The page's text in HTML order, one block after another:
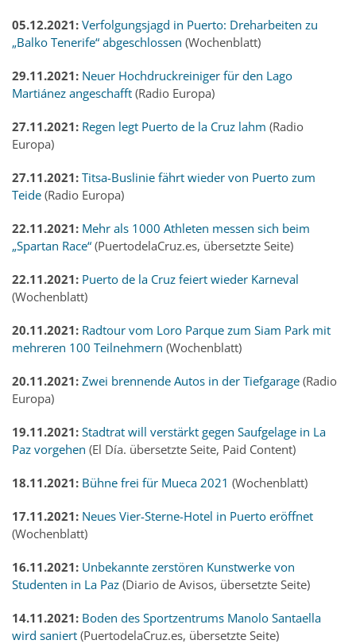
05.12.2021: Verfolgungsjagd in Puerto: Dreharbeiten zu
„Balko Tenerife“ abgeschlossen (Wochenblatt)
29.11.2021: Neuer Hochdruckreiniger für den Lago
Martiánez angeschafft(Radio Europa)
27.11.2021: Regen legt Puerto de la Cruz lahm (Radio
Europa)
27.11.2021: Titsa-Buslinie fährt wieder von Puerto zum
Teide(Radio Europa)
22.11.2021: Mehr als 1000 Athleten messen sich beim
„Spartan Race“(PuertodelaCruz.es, übersetzte Seite)
22.11.2021: Puerto de la Cruz feiert wieder Karneval
(Wochenblatt)
20.11.2021: Radtour vom Loro Parque zum Siam Park mit
mehreren 100 Teilnehmern (Wochenblatt)
20.11.2021: Zwei brennende Autos in der Tiefgarage(Radio
Europa)
19.11.2021: Stadtrat will verstärkt gegen Saufgelage in La
Paz vorgehen (El Día. übersetzte Seite, Paid Content)
18.11.2021: Bühne frei für Mueca 2021 (Wochenblatt)
17.11.2021: Neues Vier-Sterne-Hotel in Puerto eröffnet
(Wochenblatt)
16.11.2021: Unbekannte zerstören Kunstwerke von
Studenten in La Paz(Diario de Avisos, übersetzte Seite)
14.11.2021: Boden des Sportzentrums Manolo Santaella
wird saniert(PuertodelaCruz.es, übersetzte Seite)